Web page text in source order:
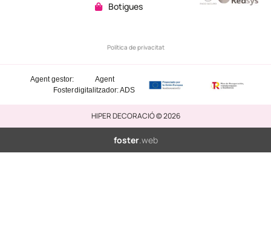
Botigues
Política de privacitat
Agent
digitalitzador: ADS
Agent gestor:
Foster
HIPER DECORACIÓ © 2026
foster.web